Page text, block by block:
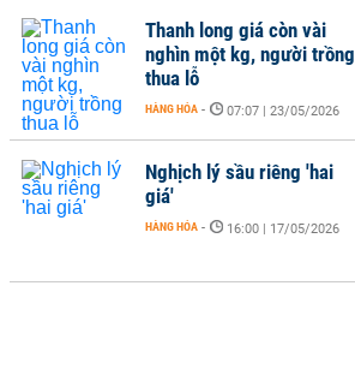
Thanh long giá còn vài
nghìn một kg, người trồng
thua lỗ
HÀNG HÓA - 07:07 | 23/05/2026
Nghịch lý sầu riêng 'hai
giá'
HÀNG HÓA - 16:00 | 17/05/2026